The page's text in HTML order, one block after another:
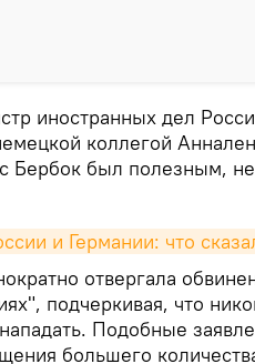
иностранных дел
коллегой
Бербок был полезным,
и Германии: что
отвергала
подчеркивая, что
Подобные
большего